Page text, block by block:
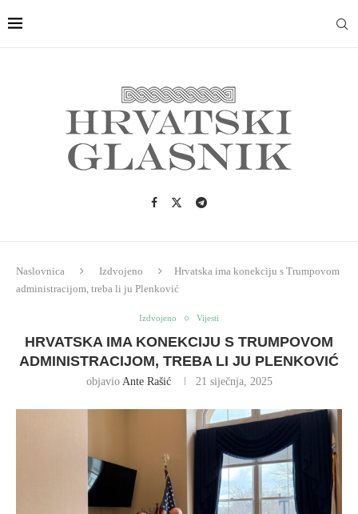
Naslovnica Izdvojeno
Hrvatska ima konekciju s Trumpovom
administracijom, treba li ju Plenković
Izdvojeno Vijesti
HRVATSKA IMA KONEKCIJU S TRUMPOVOM
ADMINISTRACIJOM, TREBA LI JU PLENKOVIĆ
objavio Ante Rašić 21 siječnja, 2025